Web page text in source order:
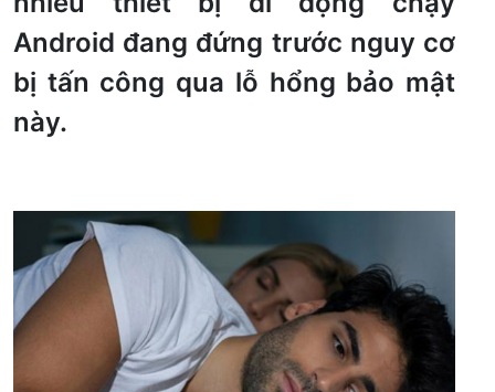
Android đang đứng trước nguy cơ
bị tấn công qua lỗ hổng bảo mật
này.